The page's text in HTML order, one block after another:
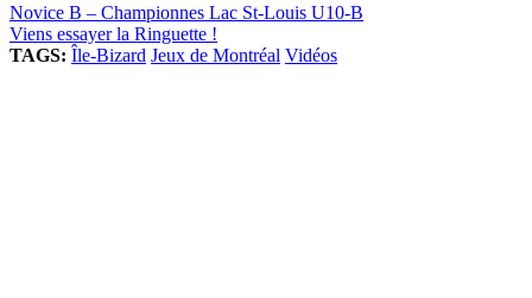
Novice B – Championnes Lac St-Louis U10-B
Viens essayer la Ringuette !
TAGS: Île-Bizard Jeux de Montréal Vidéos